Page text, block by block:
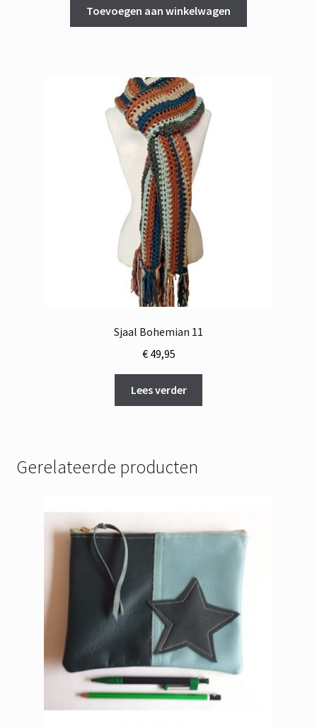
Toevoegen aan winkelwagen
Sjaal Bohemian 11
€49,95
Lees verder
Gerelateerde producten